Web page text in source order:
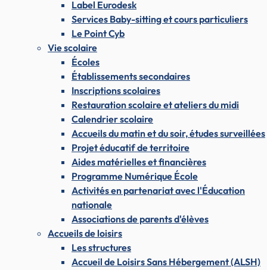
Label Eurodesk
Services Baby-sitting et cours particuliers
Le Point Cyb
Vie scolaire
Écoles
Établissements secondaires
Inscriptions scolaires
Restauration scolaire et ateliers du midi
Calendrier scolaire
Accueils du matin et du soir, études surveillées
Projet éducatif de territoire
Aides matérielles et financières
Programme Numérique École
Activités en partenariat avec l'Éducation
nationale
Associations de parents d'élèves
Accueils de loisirs
Les structures
Accueil de Loisirs Sans Hébergement (ALSH)